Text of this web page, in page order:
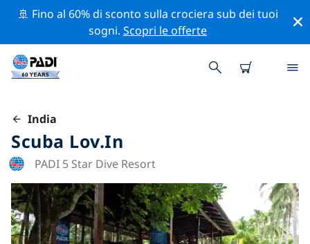
🚢 Fino al 60% di sconto sulla crociera sub dei tuoi
sogni.Scopri le offerte
India
Scuba Lov.in
PADI 5 Star Dive Resort